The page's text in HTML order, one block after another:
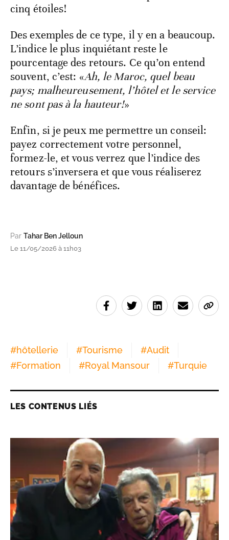
cinq étoiles!
Des exemples de ce type, il y en a beaucoup.
L’indice le plus inquiétant reste le
pourcentage des retours. Ce qu’on entend
souvent, c’est: «Ah, le Maroc, quel beau
pays; malheureusement, l’hôtel et le service
ne sont pas à la hauteur!»
Enfin, si je peux me permettre un conseil:
payez correctement votre personnel,
formez-le, et vous verrez que l’indice des
retours s’inversera et que vous réaliserez
davantage de bénéfices.
Par Tahar Ben Jelloun
Le 11/05/2026 à 11h03
#hôtellerie #Tourisme #Audit
#Formation #Royal Mansour #Turquie
LES CONTENUS LIÉS